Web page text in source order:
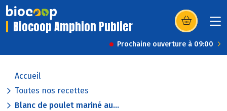
Biocoop Amphion Publier (s’ouvre dans
Prochaine ouverture à 09:00
Accueil
Toutes nos recettes
Blanc de poulet mariné au...